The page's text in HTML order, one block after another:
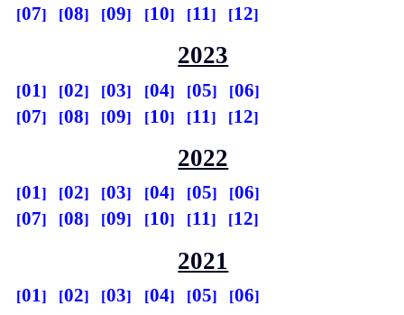
07
08 09 10 11 12
2023
01 02 03 04 05
06
07
08 09 10 11 12
2022
01 02 03 04 05
06
07
08 09 10 11 12
2021
01 02 03 04 05
06